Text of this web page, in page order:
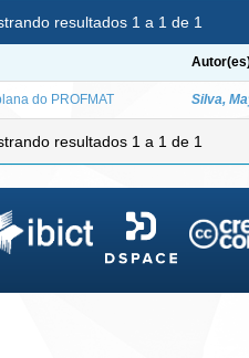
resultados 1 a 1 de 1
do PROFMAT Silva,
resultados 1 a 1 de 1